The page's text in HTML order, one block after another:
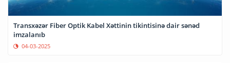
Transxəzər Fiber Optik Kabel Xəttinin tikintisinə dair sənəd
imzalanıb
04-03-2025